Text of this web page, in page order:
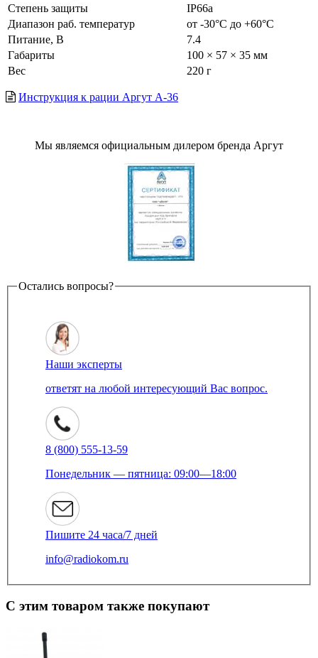
Степень защиты
IP66а
Диапазон раб. температур
от -30°С до +60°С
Питание, В
7.4
Габариты
100 × 57 × 35 мм
Вес
220 г
Инструкция к рации Аргут А-36
Мы являемся официальным дилером бренда Аргут
Остались вопросы?
Наши эксперты
ответят на любой интересующий Вас вопрос.
8 (800) 555-13-59
Понедельник — пятница: 09:00—18:00
Пишите 24 часа/7 дней
info@radiokom.ru
С этим товаром также покупают